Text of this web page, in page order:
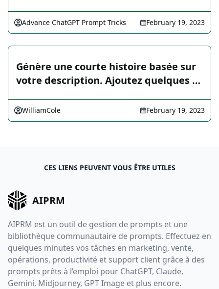
Advance ChatGPT Prompt Tricks February 19, 2023
Génère une courte histoire basée sur
votre description. Ajoutez quelques …
WilliamCole February 19, 2023
CES LIENS PEUVENT VOUS ÊTRE UTILES
AIPRM
AIPRM est un outil de gestion de prompts et une
bibliothèque communautaire de prompts. Effectuez en
quelques minutes vos tâches en marketing, vente,
opérations, productivité et support client grâce à des
prompts prêts à l’emploi pour ChatGPT, Claude,
Gemini, Midjourney, GPT Image et plus encore.